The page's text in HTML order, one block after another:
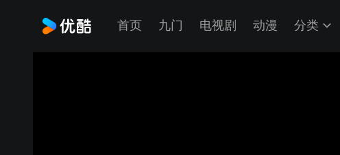
首页 九门 电视剧 动漫 分类